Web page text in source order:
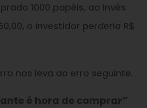
1000 papéis, ao invés
o investidor perderia R$
nos leva ao erro seguinte.
é hora de comprar”